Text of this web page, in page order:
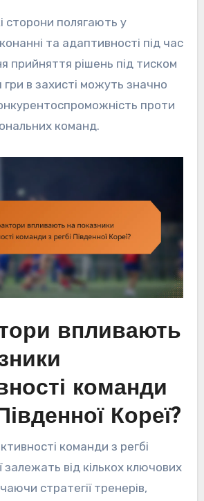
сторони полягають у
та адаптивності під час
прийняття рішень під тиском
в захисті можуть значно
проти
команд.
впливають
команди
Кореї?
команди з регбі
залежать від кількох ключових
стратегії тренерів,